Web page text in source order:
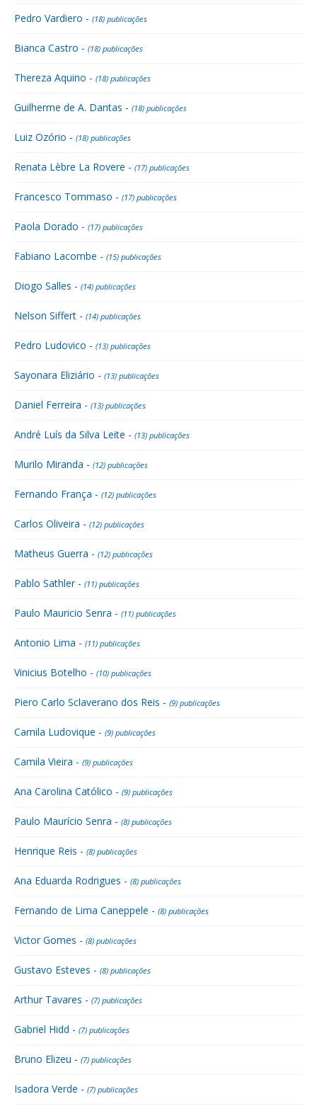
Pedro Vardiero - (18) publicações
Bianca Castro - (18) publicações
Thereza Aquino - (18) publicações
Guilherme de A. Dantas - (18) publicações
Luiz Ozório - (18) publicações
Renata Lèbre La Rovere - (17) publicações
Francesco Tommaso - (17) publicações
Paola Dorado - (17) publicações
Fabiano Lacombe - (15) publicações
Diogo Salles - (14) publicações
Nelson Siffert - (14) publicações
Pedro Ludovico - (13) publicações
Sayonara Eliziário - (13) publicações
Daniel Ferreira - (13) publicações
André Luís da Silva Leite - (13) publicações
Murilo Miranda - (12) publicações
Fernando França - (12) publicações
Carlos Oliveira - (12) publicações
Matheus Guerra - (12) publicações
Pablo Sathler - (11) publicações
Paulo Mauricio Senra - (11) publicações
Antonio Lima - (11) publicações
Vinicius Botelho - (10) publicações
Piero Carlo Sclaverano dos Reis - (9) publicações
Camila Ludovique - (9) publicações
Camila Vieira - (9) publicações
Ana Carolina Católico - (9) publicações
Paulo Maurício Senra - (8) publicações
Henrique Reis - (8) publicações
Ana Eduarda Rodrigues - (8) publicações
Fernando de Lima Caneppele - (8) publicações
Victor Gomes - (8) publicações
Gustavo Esteves - (8) publicações
Arthur Tavares - (7) publicações
Gabriel Hidd - (7) publicações
Bruno Elizeu - (7) publicações
Isadora Verde - (7) publicações